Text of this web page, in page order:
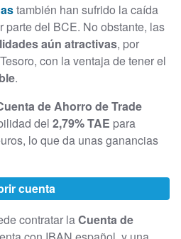
también han sufrido la caída
parte del BCE. No obstante, las
aún atractivas, por
con la ventaja de tener el
.
de Ahorro de Trade
del 2,79% TAE para
lo que da unas ganancias
cuenta
contratar laCuenta de